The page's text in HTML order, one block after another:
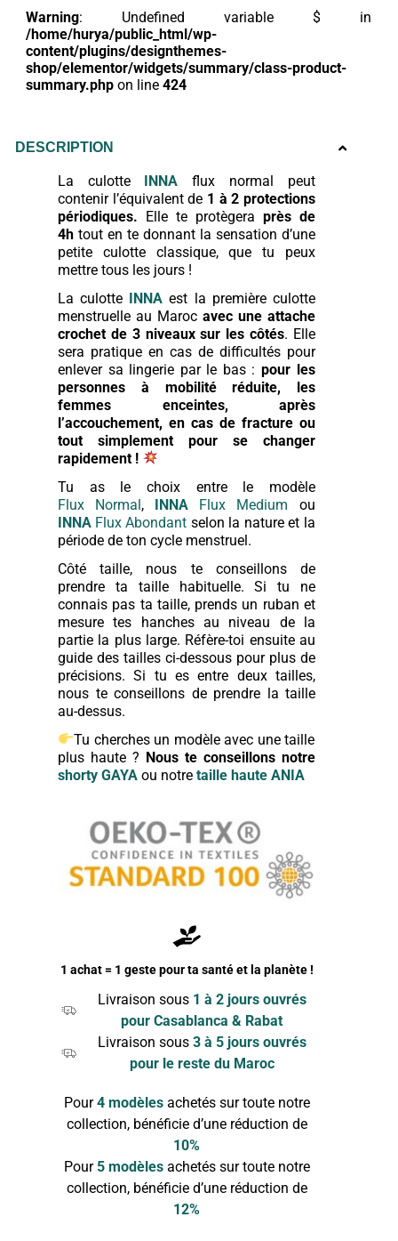
Warning: Undefined variable $ in
/home/hurya/public_html/wp-
content/plugins/designthemes-
shop/elementor/widgets/summary/class-product-
summary.php on line 424
DESCRIPTION
La culotte INNA flux normal peut
contenir l’équivalent de 1 à 2 protections
périodiques. Elle te protègera près de
4h tout en te donnant la sensation d’une
petite culotte classique, que tu peux
mettre tous les jours !
La culotte INNA est la première culotte
menstruelle au Maroc avec une attache
crochet de 3 niveaux sur les côtés. Elle
sera pratique en cas de difficultés pour
enlever sa lingerie par le bas : pour les
personnes à mobilité réduite, les
femmes enceintes, après
l’accouchement, en cas de fracture ou
tout simplement pour se changer
rapidement !
Tu as le choix entre le modèle
Flux
Normal, INNA Flux Medium ou
INNA Flux Abondant selon la nature et la
période de ton cycle menstruel.
Côté taille, nous te conseillons de
prendre ta taille habituelle. Si tu ne
connais pas ta taille, prends un ruban et
mesure tes hanches au niveau de la
partie la plus large. Réfère-toi ensuite au
guide des tailles ci-dessous pour plus de
précisions. Si tu es entre deux tailles,
nous te conseillons de prendre la taille
au-dessus.
Tu cherches un modèle avec une taille
plus haute ? Nous te conseillons notre
shorty GAYA ou notre taille haute ANIA
1 achat = 1 geste pour ta santé et la planète !
Livraison sous 1 à 2 jours ouvrés
pour Casablanca & Rabat
Livraison sous 3 à 5 jours ouvrés
pour le reste du Maroc
Pour4 modèlesachetés sur toute notre
collection, bénéficie d’une réduction de
10%
Pour 5 modèlesachetés sur toute notre
collection, bénéficie d’une réduction de
12%